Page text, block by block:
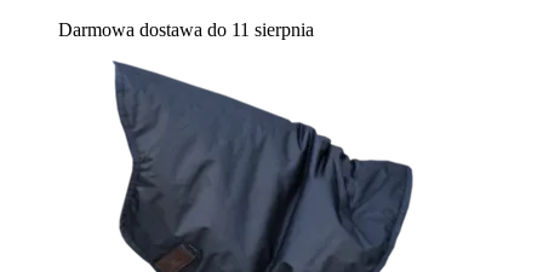
Darmowa dostawa do 11 sierpnia